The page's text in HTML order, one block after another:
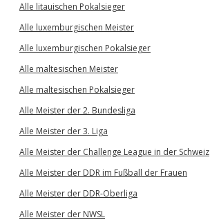
Alle litauischen Pokalsieger
Alle luxemburgischen Meister
Alle luxemburgischen Pokalsieger
Alle maltesischen Meister
Alle maltesischen Pokalsieger
Alle Meister der 2. Bundesliga
Alle Meister der 3. Liga
Alle Meister der Challenge League in der Schweiz
Alle Meister der DDR im Fußball der Frauen
Alle Meister der DDR-Oberliga
Alle Meister der NWSL